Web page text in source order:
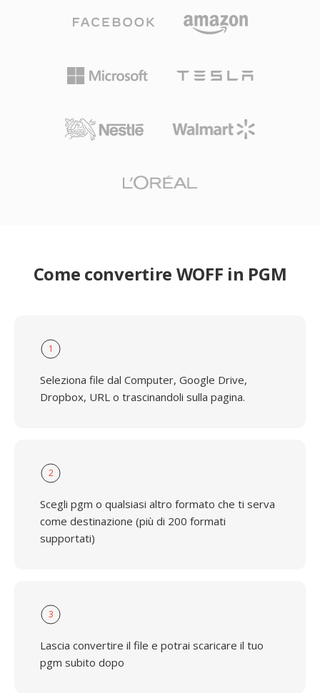
Come convertire WOFF in PGM
1
Seleziona file dal Computer, Google Drive,
Dropbox, URL o trascinandoli sulla pagina.
2
Scegli pgm o qualsiasi altro formato che ti serva
come destinazione (più di 200 formati
supportati)
3
Lascia convertire il file e potrai scaricare il tuo
pgm subito dopo